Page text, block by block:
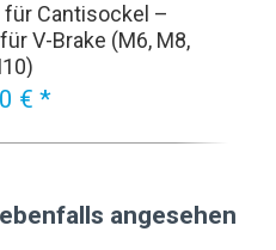
Cantisockel –
V-Brake (M6, M8,
€ *
angesehen